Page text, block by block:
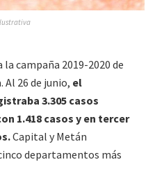
campaña 2019-2020 de
Al 26 de junio, el
3.305 casos
1.418 casos y en tercer
Capital y Metán
departamentos más